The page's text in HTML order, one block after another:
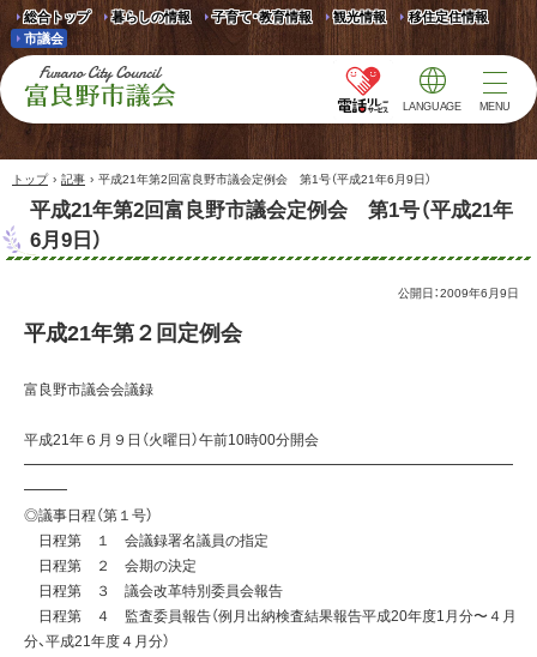
総合トップ 暮らしの情報 子育て・教育情報 観光情報
移住定住情報
市議会
富良野市議会 Furano
City Council
LANGUAGE MENU
トップ › 記事 › 平成21年第2回富良野市議会定例会 第1号（平成21年6月9日）
平成21年第2回富良野市議会定例会 第1号（平成21年
6月9日）
公開日：2009年6月9日
平成21年第２回定例会
富良野市議会会議録
平成21年６月９日（火曜日）午前10時00分開会
━━━━━━━━━━━━━━━━━━━━━━━━━━━━━━━━━━
━━━
◎議事日程（第１号）
日程第 １ 会議録署名議員の指定
日程第 ２ 会期の決定
日程第 ３ 議会改革特別委員会報告
日程第 ４ 監査委員報告（例月出納検査結果報告平成20年度1月分〜４月
分、平成21年度４月分）